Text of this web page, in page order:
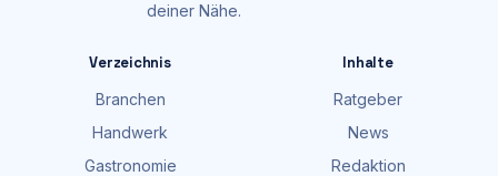
deiner Nähe.
Verzeichnis
Branchen
Handwerk
Gastronomie
Inhalte
Ratgeber
News
Redaktion